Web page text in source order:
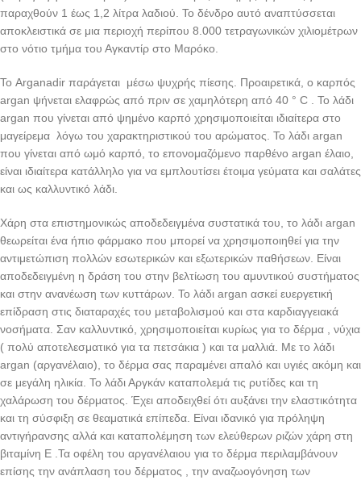
παραχθούν 1 έως 1,2 λίτρα λαδιού. Το δένδρο αυτό αναπτύσσεται
αποκλειστικά σε μια περιοχή περίπου 8.000 τετραγωνικών χιλιομέτρων
στο νότιο τμήμα του Αγκαντίρ στο Μαρόκο.
Το Arganadir παράγεται μέσω ψυχρής πίεσης. Προαιρετικά, ο καρπός
argan ψήνεται ελαφρώς από πριν σε χαμηλότερη από 40 ° C . Το λάδι
argan που γίνεται από ψημένο καρπό χρησιμοποιείται ιδιαίτερα στο
μαγείρεμα λόγω του χαρακτηριστικού του αρώματος. Το λάδι argan
που γίνεται από ωμό καρπό, το επονομαζόμενο παρθένο argan έλαιο,
είναι ιδιαίτερα κατάλληλο για να εμπλουτίσει έτοιμα γεύματα και σαλάτες
και ως καλλυντικό λάδι.
Χάρη στα επιστημονικώς αποδεδειγμένα συστατικά του, το λάδι argan
θεωρείται ένα ήπιο φάρμακο που μπορεί να χρησιμοποιηθεί για την
αντιμετώπιση πολλών εσωτερικών και εξωτερικών παθήσεων. Είναι
αποδεδειγμένη η δράση του στην βελτίωση του αμυντικού συστήματος
και στην ανανέωση των κυττάρων. Το λάδι argan ασκεί ευεργετική
επίδραση στις διαταραχές του μεταβολισμού και στα καρδιαγγειακά
νοσήματα. Σαν καλλυντικό, χρησιμοποιείται κυρίως για το δέρμα , νύχια
( πολύ αποτελεσματικό για τα πετσάκια ) και τα μαλλιά. Με το λάδι
argan (αργανέλαιο), το δέρμα σας παραμένει απαλό και υγιές ακόμη και
σε μεγάλη ηλικία. Το λάδι Αργκάν καταπολεμά τις ρυτίδες και τη
χαλάρωση του δέρματος. Έχει αποδειχθεί ότι αυξάνει την ελαστικότητα
και τη σύσφιξη σε θεαματικά επίπεδα. Είναι ιδανικό για πρόληψη
αντιγήρανσης αλλά και καταπολέμηση των ελεύθερων ριζών χάρη στη
βιταμίνη Ε .Τα οφέλη του αργανέλαιου για το δέρμα περιλαμβάνουν
επίσης την ανάπλαση του δέρματος , την αναζωογόνηση των